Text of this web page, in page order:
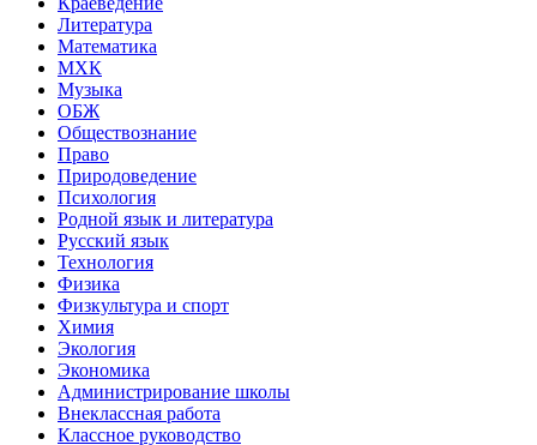
Литература
Математика
МХК
Музыка
ОБЖ
Обществознание
Право
Природоведение
Психология
Родной язык и литература
Русский язык
Технология
Физика
Физкультура и спорт
Химия
Экология
Экономика
Администрирование школы
Внеклассная работа
Классное руководство